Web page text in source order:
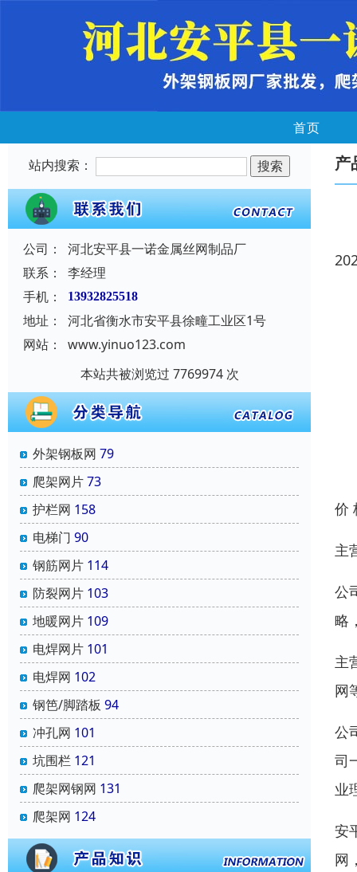
首页
站内搜索：
公司：
河北安平县一诺金属丝网制品厂
联系：
李经理
手机：
13932825518
地址：
河北省衡水市安平县徐疃工业区1号
网站：
www.yinuo123.com
本站共被浏览过 7769974 次
外架钢板网 79
爬架网片73
护栏网 158
电梯门 90
钢筋网片 114
防裂网片 103
地暖网片 109
电焊网片 101
电焊网 102
钢笆/脚踏板 94
冲孔网 101
坑围栏 121
爬架网钢网 131
爬架网 124
产
价
主
公
略
主
网
公
司
业
安
网